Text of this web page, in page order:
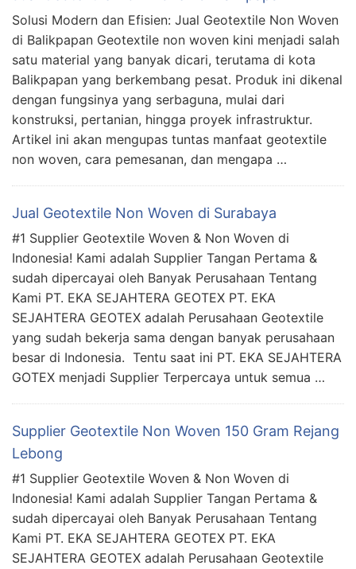
Solusi Modern dan Efisien: Jual Geotextile Non Woven
di Balikpapan Geotextile non woven kini menjadi salah
satu material yang banyak dicari, terutama di kota
Balikpapan yang berkembang pesat. Produk ini dikenal
dengan fungsinya yang serbaguna, mulai dari
konstruksi, pertanian, hingga proyek infrastruktur.
Artikel ini akan mengupas tuntas manfaat geotextile
non woven, cara pemesanan, dan mengapa …
Jual Geotextile Non Woven di Surabaya
#1 Supplier Geotextile Woven & Non Woven di
Indonesia! Kami adalah Supplier Tangan Pertama &
sudah dipercayai oleh Banyak Perusahaan Tentang
Kami PT. EKA SEJAHTERA GEOTEX PT. EKA
SEJAHTERA GEOTEX adalah Perusahaan Geotextile
yang sudah bekerja sama dengan banyak perusahaan
besar di Indonesia. Tentu saat ini PT. EKA SEJAHTERA
GOTEX menjadi Supplier Terpercaya untuk semua …
Supplier Geotextile Non Woven 150 Gram Rejang
Lebong
#1 Supplier Geotextile Woven & Non Woven di
Indonesia! Kami adalah Supplier Tangan Pertama &
sudah dipercayai oleh Banyak Perusahaan Tentang
Kami PT. EKA SEJAHTERA GEOTEX PT. EKA
SEJAHTERA GEOTEX adalah Perusahaan Geotextile